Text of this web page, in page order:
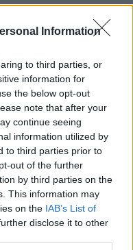
Information
to third parties, or
information for
the below opt-out
note that after your
continue seeing
information utilized by
to third parties prior to
out of the further
by third parties on the
This information may
on the IAB’s List of
disclose it to other
i świadectwo
Pełnych Życia”